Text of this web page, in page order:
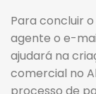
Para concluir
agente o e-
ajudará na
comercial no
processo de